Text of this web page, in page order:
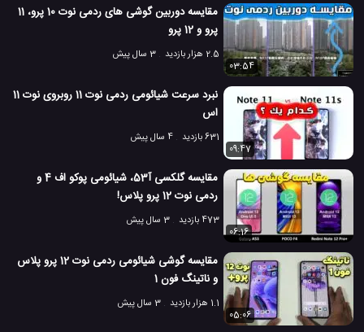
مقایسه دوربین گوشی های ردمی نوت 10 پرو، 11
پرو و 12 پرو
2.5 هزار بازدید
3 سال پیش
03:54
نبرد سرعت شیائومی ردمی نوت 11 روبروی نوت 11
اس
631 بازدید
4 سال پیش
09:47
مقایسه گلکسی آ53، شیائومی پوکو اف 4 و
ردمی نوت 12 پرو پلاس!
473 بازدید
3 سال پیش
06:16
مقایسه گوشی شیائومی ردمی نوت 12 پرو پلاس
و ناتینگ فون 1
1.1 هزار بازدید
3 سال پیش
05:06